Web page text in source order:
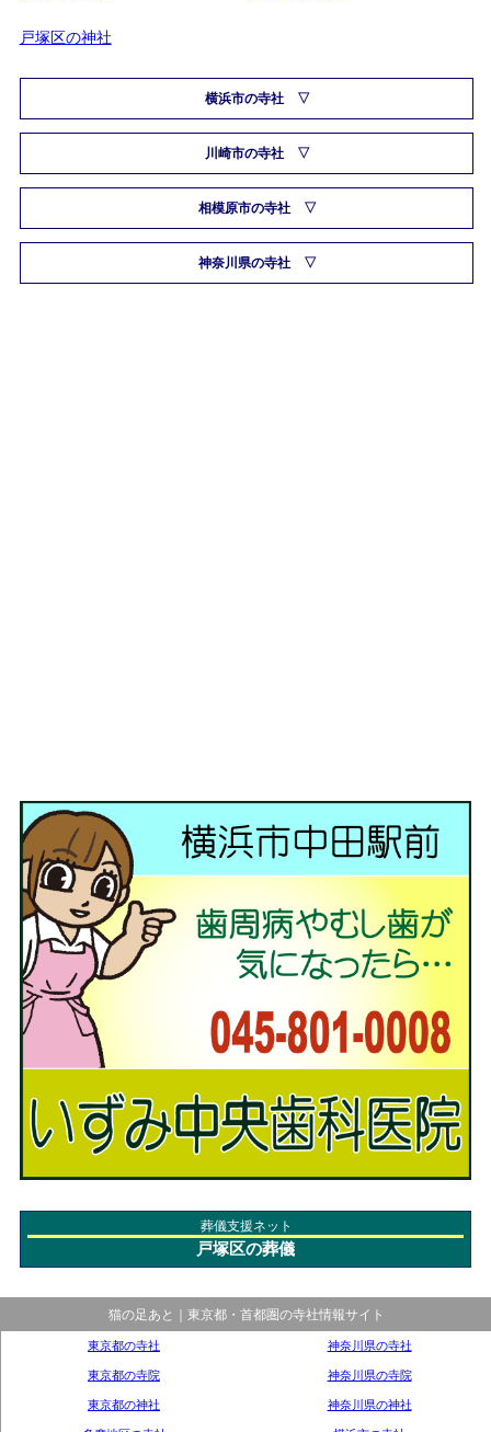
戸塚区の神社
横浜市の寺社
川崎市の寺社
相模原市の寺社
神奈川県の寺社
葬儀支援ネット
戸塚区の葬儀
猫の足あと｜東京都・首都圏の寺社情報サイト
東京都の寺社
東京都の寺院
東京都の神社
神奈川県の寺社
神奈川県の寺院
神奈川県の神社